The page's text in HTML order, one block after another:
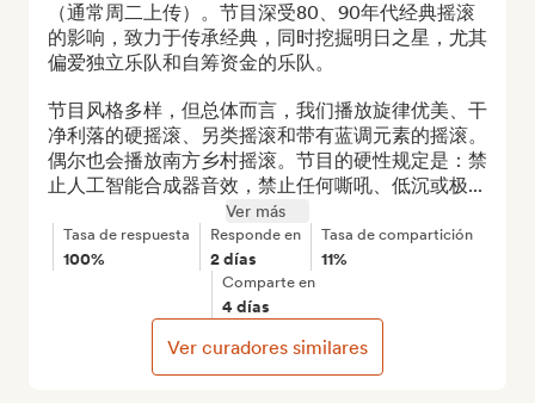
（通常周二上传）。节目深受80、90年代经典摇滚
的影响，致力于传承经典，同时挖掘明日之星，尤其
偏爱独立乐队和自筹资金的乐队。
节目风格多样，但总体而言，我们播放旋律优美、干
净利落的硬摇滚、另类摇滚和带有蓝调元素的摇滚。
偶尔也会播放南方乡村摇滚。节目的硬性规定是：禁
止人工智能合成器音效，禁止任何嘶吼、低沉或极...
Ver más
Tasa de respuesta
100%
Responde en
2 días
Tasa de compartición
11%
Comparte en
4 días
Ver curadores similares